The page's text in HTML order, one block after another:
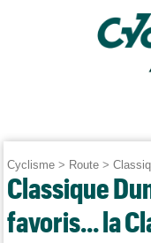
Cyclisme > Route >
Classique
favoris... la